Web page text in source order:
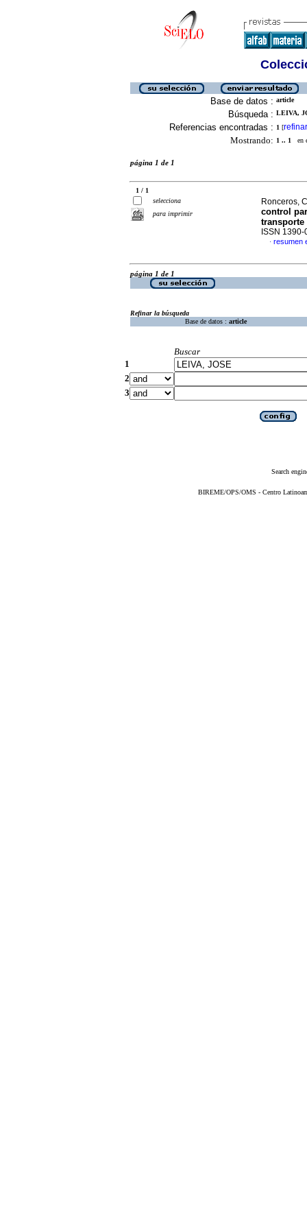
Base de datos : article
Búsqueda : LEIVA,
Referencias encontradas : 1 [refinar
Mostrando: 1 .. 1 en
página 1 de 1
1 / 1
selecciona
para imprimir
Ronceros,
control
transporte
ISSN 1390-
· resumen
página 1 de 1
Refinar la búsqueda
Base de datos : article
Buscar
1
2
3
Search
BIREME/OPS/OMS - Centro